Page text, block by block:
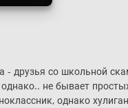
друзья со школьной
не бывает
однако